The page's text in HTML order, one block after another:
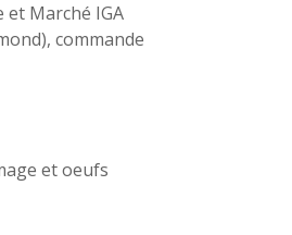
et Marché IGA
commande
et oeufs